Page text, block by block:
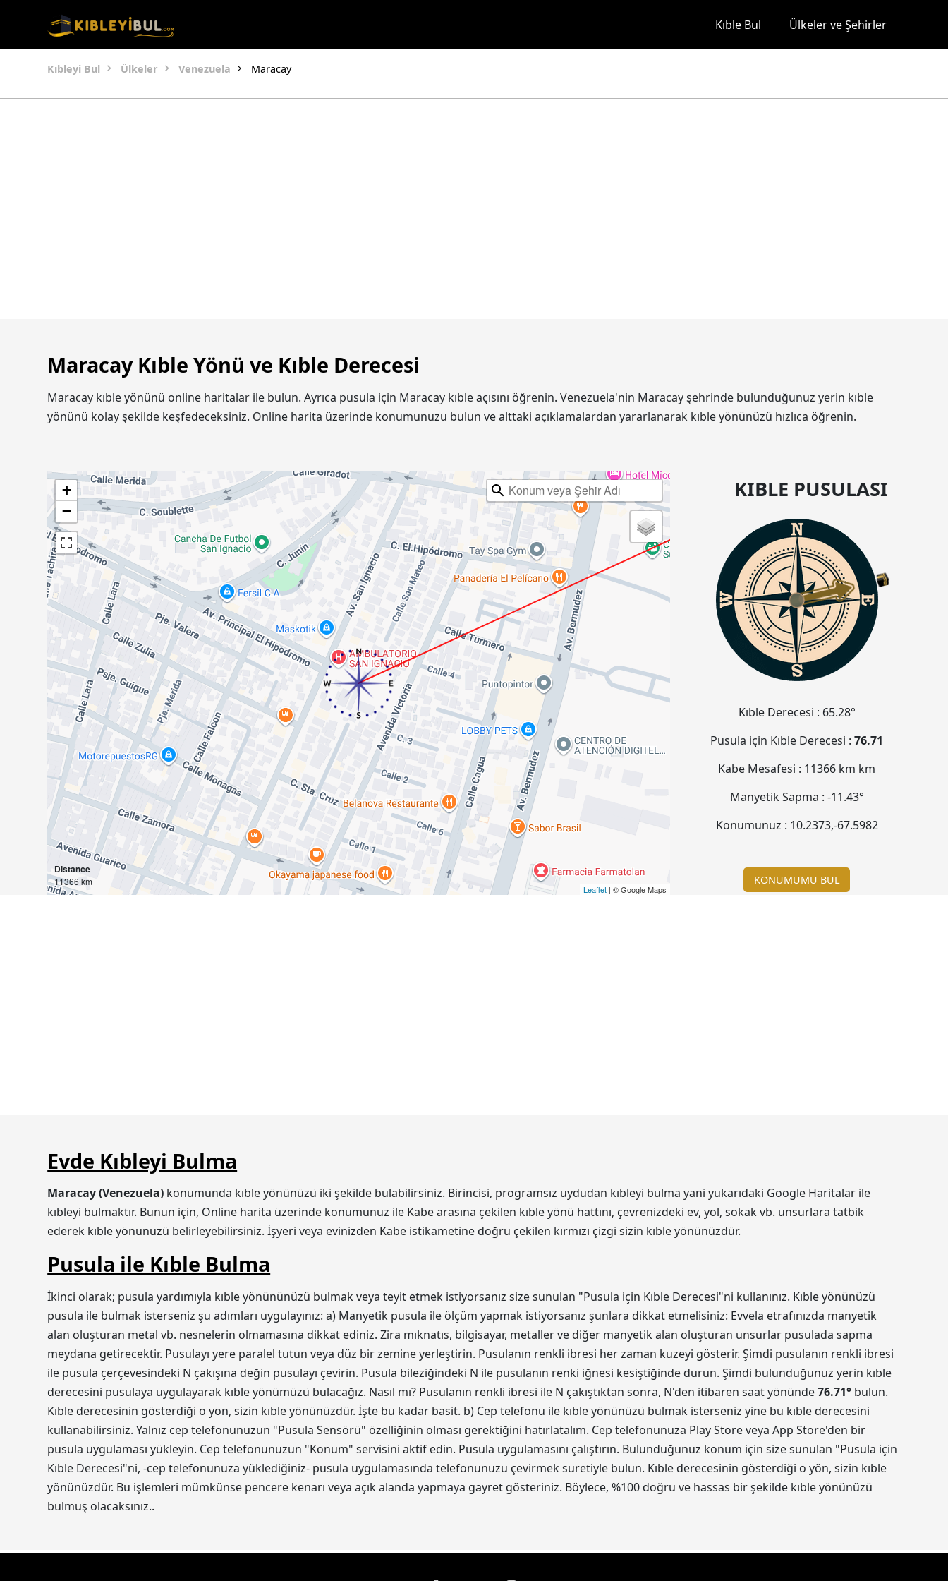
Kıble Bul Ülkeler ve Şehirler
Kıbleyi Bul Ülkeler Venezuela Maracay
Maracay Kıble Yönü ve Kıble Derecesi
Maracay kıble yönünü online haritalar ile bulun. Ayrıca pusula için Maracay kıble açısını öğrenin. Venezuela'nin Maracay şehrinde bulunduğunuz yerin kıble
yönünü kolay şekilde keşfedeceksiniz. Online harita üzerinde konumunuzu bulun ve alttaki açıklamalardan yararlanarak kıble yönünüzü hızlıca öğrenin.
+
−
Distance
11366 km
Leaflet | © Google Maps
KIBLE PUSULASI
Kıble Derecesi : 65.28°
Pusula için Kıble Derecesi :76.71
Kabe Mesafesi : 11366 km km
Manyetik Sapma : -11.43°
Konumunuz : 10.2373,-67.5982
KONUMUMU BUL
Evde Kıbleyi Bulma
Maracay (Venezuela) konumunda kıble yönünüzü iki şekilde bulabilirsiniz. Birincisi, programsız uydudan kıbleyi bulma yani yukarıdaki Google Haritalar ile
kıbleyi bulmaktır. Bunun için, Online harita üzerinde konumunuz ile Kabe arasına çekilen kıble yönü hattını, çevrenizdeki ev, yol, sokak vb. unsurlara tatbik
ederek kıble yönünüzü belirleyebilirsiniz. İşyeri veya evinizden Kabe istikametine doğru çekilen kırmızı çizgi sizin kıble yönünüzdür.
Pusula ile Kıble Bulma
İkinci olarak; pusula yardımıyla kıble yönününüzü bulmak veya teyit etmek istiyorsanız size sunulan "Pusula için Kıble Derecesi"ni kullanınız. Kıble yönünüzü
pusula ile bulmak isterseniz şu adımları uygulayınız: a) Manyetik pusula ile ölçüm yapmak istiyorsanız şunlara dikkat etmelisiniz: Evvela etrafınızda manyetik
alan oluşturan metal vb. nesnelerin olmamasına dikkat ediniz. Zira mıknatıs, bilgisayar, metaller ve diğer manyetik alan oluşturan unsurlar pusulada sapma
meydana getirecektir. Pusulayı yere paralel tutun veya düz bir zemine yerleştirin. Pusulanın renkli ibresi her zaman kuzeyi gösterir. Şimdi pusulanın renkli ibresi
ile pusula çerçevesindeki N çakışına değin pusulayı çevirin. Pusula bileziğindeki N ile pusulanın renki iğnesi kesiştiğinde durun. Şimdi bulunduğunuz yerin kıble
derecesini pusulaya uygulayarak kıble yönümüzü bulacağız. Nasıl mı? Pusulanın renkli ibresi ile N çakıştıktan sonra, N'den itibaren saat yönünde76.71° bulun.
Kıble derecesinin gösterdiği o yön, sizin kıble yönünüzdür. İşte bu kadar basit. b) Cep telefonu ile kıble yönünüzü bulmak isterseniz yine bu kıble derecesini
kullanabilirsiniz. Yalnız cep telefonunuzun "Pusula Sensörü" özelliğinin olması gerektiğini hatırlatalım. Cep telefonunuza Play Store veya App Store'den bir
pusula uygulaması yükleyin. Cep telefonunuzun "Konum" servisini aktif edin. Pusula uygulamasını çalıştırın. Bulunduğunuz konum için size sunulan "Pusula için
Kıble Derecesi"ni, -cep telefonunuza yüklediğiniz- pusula uygulamasında telefonunuzu çevirmek suretiyle bulun. Kıble derecesinin gösterdiği o yön, sizin kıble
yönünüzdür. Bu işlemleri mümkünse pencere kenarı veya açık alanda yapmaya gayret gösteriniz. Böylece, %100 doğru ve hassas bir şekilde kıble yönünüzü
bulmuş olacaksınız..